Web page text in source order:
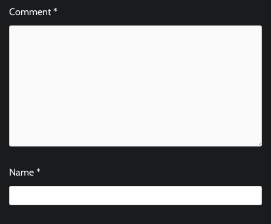
Comment*
Name *